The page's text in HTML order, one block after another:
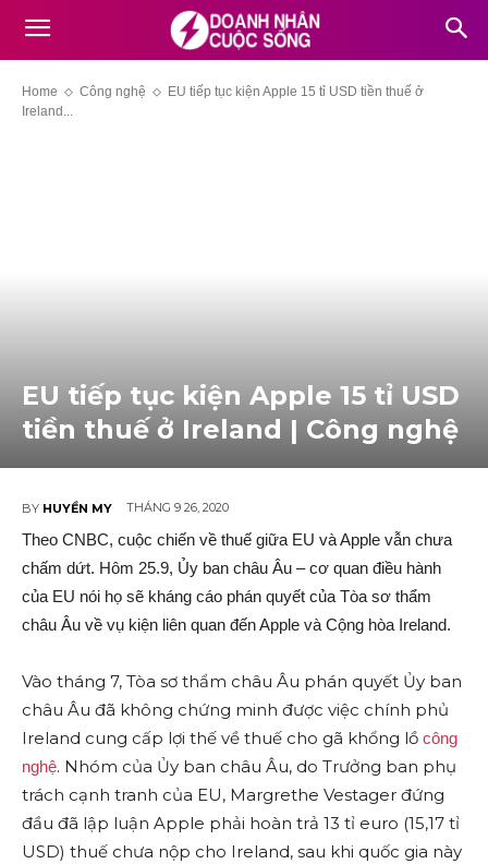
Home Công nghệ
EU tiếp tục kiện Apple 15 tỉ USD tiền thuế ở
Ireland...
EU tiếp tục kiện Apple 15 tỉ USD
tiền thuế ở Ireland | Công nghệ
BY HUYỀN MY THÁNG 9 26, 2020
Theo CNBC, cuộc chiến về thuế giữa EU và Apple vẫn chưa
chấm dứt. Hôm 25.9, Ủy ban châu Âu – cơ quan điều hành
của EU nói họ sẽ kháng cáo phán quyết của Tòa sơ thẩm
châu Âu về vụ kiện liên quan đến Apple và Cộng hòa Ireland.
Vào tháng 7, Tòa sơ thẩm châu Âu phán quyết Ủy ban
châu Âu đã không chứng minh được việc chính phủ
Ireland cung cấp lợi thế về thuế cho gã khổng lồ công
nghệ. Nhóm của Ủy ban châu Âu, do Trưởng ban phụ
trách cạnh tranh của EU, Margrethe Vestager đứng
đầu đã lập luận Apple phải hoàn trả 13 tỉ euro (15,17 tỉ
USD) thuế chưa nộp cho Ireland, sau khi quốc gia này